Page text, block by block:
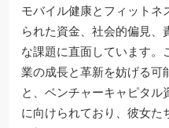
モバイル健康とフィットネ
られた資金、社会的偏見、
な課題に直面しています
業の成長と革新を妨げる可
と、ベンチャーキャピタ
に向けられており、彼女